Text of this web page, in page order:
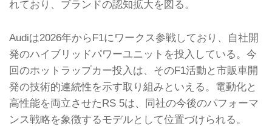
れており、ブランドの認知拡大を図る。
Audiは2026年からF1にワークス参戦しており、自社開
発のハイブリッドパワーユニットを投入している。今
回のホットラップカー投入は、そのF1活動と市販車開
発の技術的連続性を示す取り組みといえる。電動化と
高性能を両立させたRS 5は、同社の今後のパフォーマ
ンス戦略を象徴するモデルとして位置づけられる。